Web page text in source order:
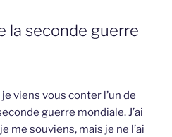
la seconde guerre
viens vous conter l’un de
guerre mondiale. J’ai
me souviens, mais je ne l’ai